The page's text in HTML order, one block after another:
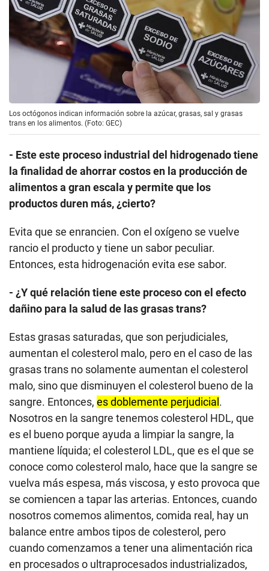
Los octógonos indican información sobre la azúcar, grasas, sal y grasas
trans en los alimentos. (Foto: GEC)
- Este este proceso industrial del hidrogenado tiene
la finalidad de ahorrar costos en la producción de
alimentos a gran escala y permite que los
productos duren más, ¿cierto?
Evita que se enrancien. Con el oxígeno se vuelve
rancio el producto y tiene un sabor peculiar.
Entonces, esta hidrogenación evita ese sabor.
- ¿Y qué relación tiene este proceso con el efecto
dañino para la salud de las grasas trans?
Estas grasas saturadas, que son perjudiciales,
aumentan el colesterol malo, pero en el caso de las
grasas trans no solamente aumentan el colesterol
malo, sino que disminuyen el colesterol bueno de la
sangre. Entonces, es doblemente perjudicial.
Nosotros en la sangre tenemos colesterol HDL, que
es el bueno porque ayuda a limpiar la sangre, la
mantiene líquida; el colesterol LDL, que es el que se
conoce como colesterol malo, hace que la sangre se
vuelva más espesa, más viscosa, y esto provoca que
se comiencen a tapar las arterias. Entonces, cuando
nosotros comemos alimentos, comida real, hay un
balance entre ambos tipos de colesterol, pero
cuando comenzamos a tener una alimentación rica
en procesados o ultraprocesados industrializados,